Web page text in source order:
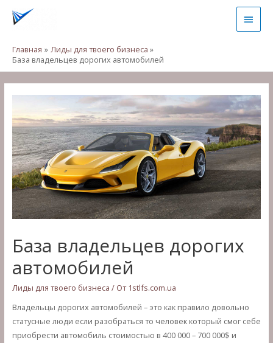
Перейти
Главная
Лиды для твоего бизнеса
База владельцев дорогих автомобилей
База владельцев дорогих
автомобилей
Лиды для твоего бизнеса / От 1stlfs.com.ua
Владельцы дорогих автомобилей – это как правило довольно
статусные люди если разобраться то человек который смог себе
приобрести автомобиль стоимостью в 400 000 – 700 000$ и